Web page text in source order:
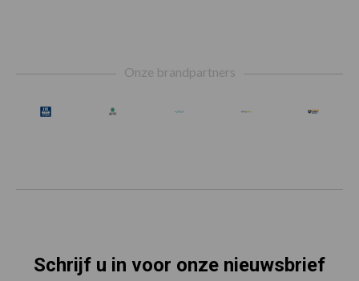
Onze brandpartners
Schrijf u in voor onze nieuwsbrief